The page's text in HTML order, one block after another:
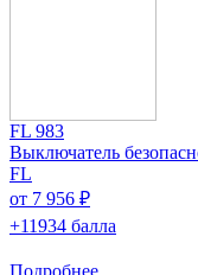
FL 983
Выключатель
FL
от 7 956 ₽
+11934 балла
Подробнее